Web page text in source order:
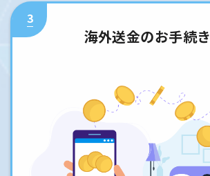
3
海外送金のお手続き